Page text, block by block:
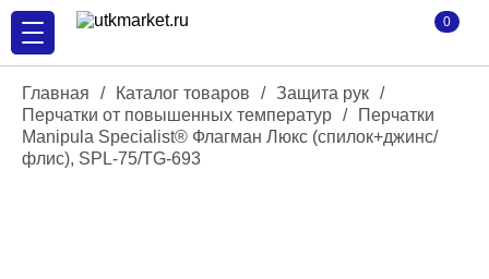
0
Главная / Каталог товаров / Защита рук /
Перчатки от повышенных температур /
Перчатки
Manipula Specialist® Флагман Люкс (спилок+джинс/
флис), SPL-75/TG-693